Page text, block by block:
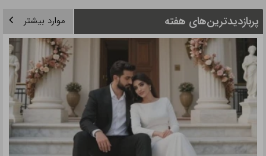
پربازدیدترین‌های هفته موارد بیشتر